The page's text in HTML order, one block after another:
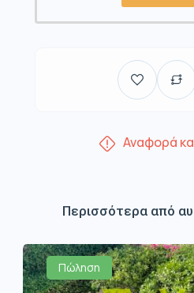
Αναφορά
Περισσότερα από
Πώληση